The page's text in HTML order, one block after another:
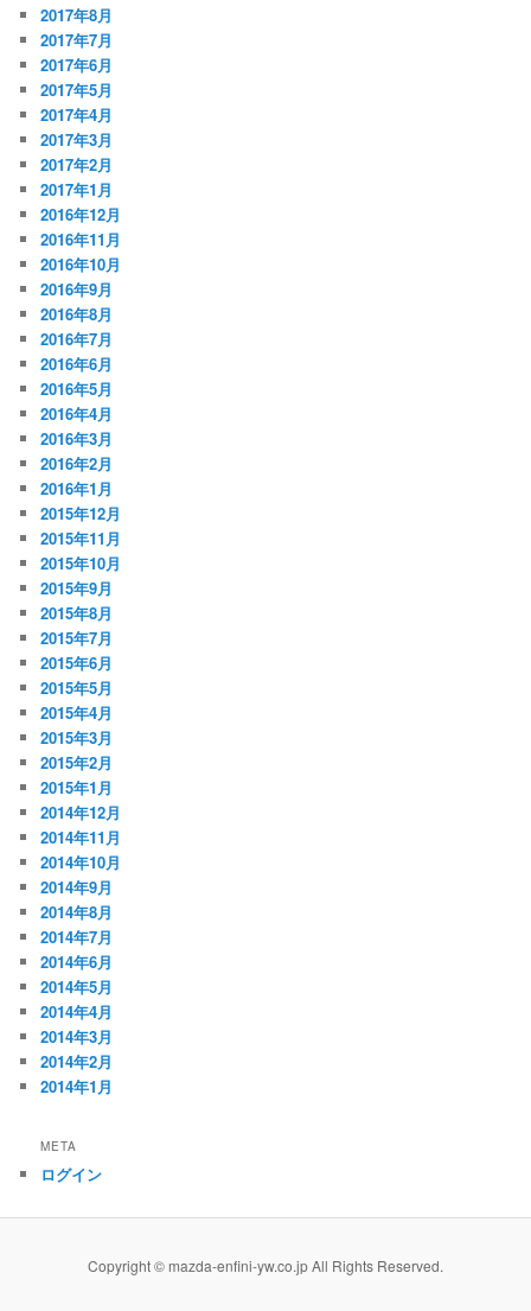
2017年8月
2017年7月
2017年6月
2017年5月
2017年4月
2017年3月
2017年2月
2017年1月
2016年12月
2016年11月
2016年10月
2016年9月
2016年8月
2016年7月
2016年6月
2016年5月
2016年4月
2016年3月
2016年2月
2016年1月
2015年12月
2015年11月
2015年10月
2015年9月
2015年8月
2015年7月
2015年6月
2015年5月
2015年4月
2015年3月
2015年2月
2015年1月
2014年12月
2014年11月
2014年10月
2014年9月
2014年8月
2014年7月
2014年6月
2014年5月
2014年4月
2014年3月
2014年2月
2014年1月
META
ログイン
Copyright © mazda-enfini-yw.co.jp All Rights Reserved.